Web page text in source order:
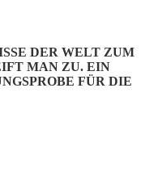
DER WELT ZUM G
MAN ZU. EIN K
FÜR DIE B